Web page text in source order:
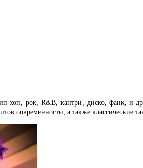
хоп, рок, R&B, кантри, диско, фанк, и
современности, а также классические